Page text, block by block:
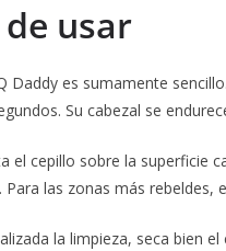
de usar
Daddy es sumamente
Su cabezal se
el cepillo sobre la superficie
Para las zonas más
la limpieza, seca bien